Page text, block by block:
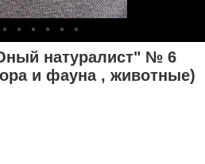
натуралист" № 6
и фауна , животные)